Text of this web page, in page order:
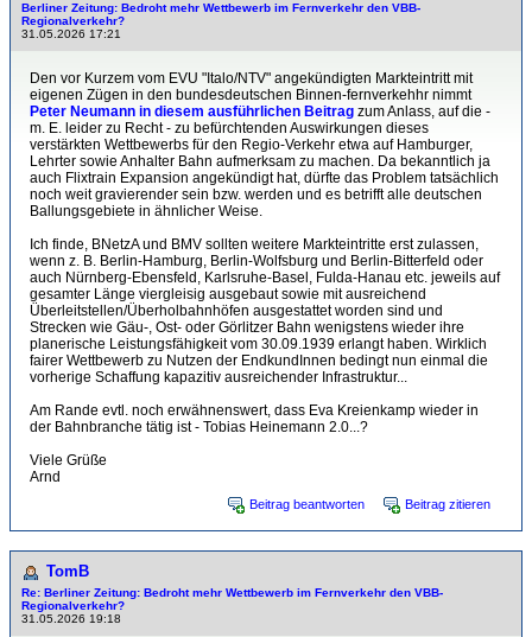
Berliner Zeitung: Bedroht mehr Wettbewerb im Fernverkehr den VBB-
Regionalverkehr?
31.05.2026 17:21
Den vor Kurzem vom EVU "Italo/NTV" angekündigten Markteintritt mit
eigenen Zügen in den bundesdeutschen Binnen-fernverkehhr nimmt
Peter Neumann in diesem ausführlichen Beitrag zum Anlass, auf die -
m. E. leider zu Recht - zu befürchtenden Auswirkungen dieses
verstärkten Wettbewerbs für den Regio-Verkehr etwa auf Hamburger,
Lehrter sowie Anhalter Bahn aufmerksam zu machen. Da bekanntlich ja
auch Flixtrain Expansion angekündigt hat, dürfte das Problem tatsächlich
noch weit gravierender sein bzw. werden und es betrifft alle deutschen
Ballungsgebiete in ähnlicher Weise.
Ich finde, BNetzA und BMV sollten weitere Markteintritte erst zulassen,
wenn z. B. Berlin-Hamburg, Berlin-Wolfsburg und Berlin-Bitterfeld oder
auch Nürnberg-Ebensfeld, Karlsruhe-Basel, Fulda-Hanau etc. jeweils auf
gesamter Länge viergleisig ausgebaut sowie mit ausreichend
Überleitstellen/Überholbahnhöfen ausgestattet worden sind und
Strecken wie Gäu-, Ost- oder Görlitzer Bahn wenigstens wieder ihre
planerische Leistungsfähigkeit vom 30.09.1939 erlangt haben. Wirklich
fairer Wettbewerb zu Nutzen der EndkundInnen bedingt nun einmal die
vorherige Schaffung kapazitiv ausreichender Infrastruktur...
Am Rande evtl. noch erwähnenswert, dass Eva Kreienkamp wieder in
der Bahnbranche tätig ist - Tobias Heinemann 2.0...?
Viele Grüße
Arnd
Beitrag beantworten Beitrag zitieren
TomB
Re: Berliner Zeitung: Bedroht mehr Wettbewerb im Fernverkehr den VBB-
Regionalverkehr?
31.05.2026 19:18